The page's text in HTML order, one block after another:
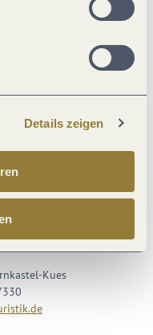
Details zeigen
auf
Kues